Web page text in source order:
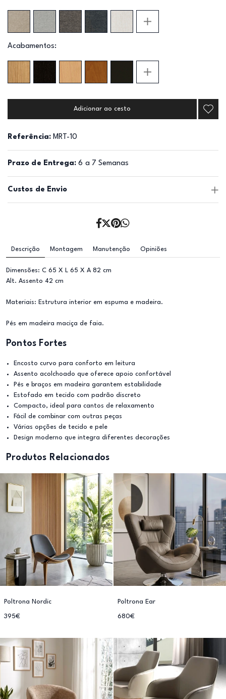
Acabamentos:
Adicionar ao cesto
Referência: MRT-10
Prazo de Entrega: 6 a 7 Semanas
Custos de Envio
Descrição Montagem Manutenção Opiniões
Dimensões: C 65 X L 65 X A 82 cm
Alt. Assento 42 cm
Materiais: Estrutura interior em espuma e madeira.
Pés em madeira maciça de faia.
Pontos Fortes
Encosto curvo para conforto em leitura
Assento acolchoado que oferece apoio confortável
Pés e braços em madeira garantem estabilidade
Estofado em tecido com padrão discreto
Compacto, ideal para cantos de relaxamento
Fácil de combinar com outras peças
Várias opções de tecido e pele
Design moderno que integra diferentes decorações
Produtos Relacionados
Poltrona Nordic
395€
Poltrona Ear
680€